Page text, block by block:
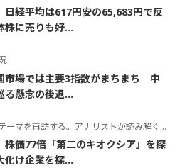
日経平均は617円安の65,683円で反
に売りも好...
市場では主要3指数がまちまち 中
る懸念の後退...
マを再訪する。アナリストが読み解くテーマの本質
株価77倍「第二のキオクシア」を探
化け企業を探...